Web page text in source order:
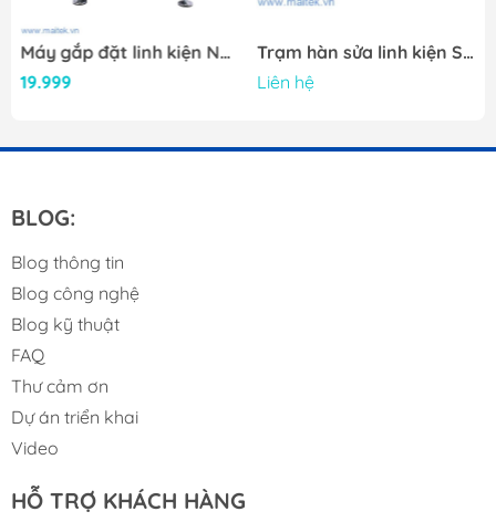
to BGA
8mm tape-and-reel feeders
Package
Provide one-stop SMT assembly
production line
Máy gắp đặt linh kiện NeoDen 10P
19.999
Trạm hàn sửa linh kiện SMD FINEPLACER® pico rs
Liên hệ
BLOG:
Blog thông tin
Blog công nghệ
Blog kỹ thuật
FAQ
Thư cảm ơn
Dự án triển khai
Video
HỖ TRỢ KHÁCH HÀNG